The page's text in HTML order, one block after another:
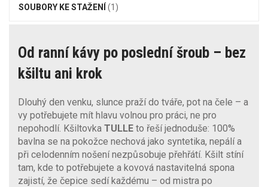
SOUBORY KE STAŽENÍ (1)
Od ranní kávy po poslední šroub – bez
kšiltu ani krok
Dlouhý den venku, slunce praží do tváře, pot na čele – a
vy potřebujete mít hlavu volnou pro práci, ne pro
nepohodlí. Kšiltovka TULLE to řeší jednoduše: 100%
bavlna se na pokožce nechová jako syntetika, nepálí a
při celodenním nošení nezpůsobuje přehřátí. Kšilt stíní
tam, kde to potřebujete a kovová nastavitelná spona
zajistí, že čepice sedí každému – od mistra po